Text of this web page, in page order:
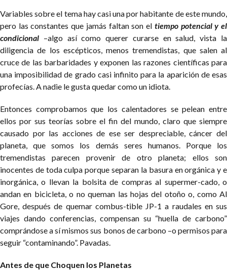
Variables sobre el tema hay casi una por habitante de este mundo,
pero las constantes que jamás faltan son el tiempo potencial y el
condicional –algo así como querer curarse en salud, vista la
diligencia de los escépticos, menos tremendistas, que salen al
cruce de las barbaridades y exponen las razones científicas para
una imposibilidad de grado casi infinito para la aparición de esas
profecías. A nadie le gusta quedar como un idiota.
Entonces comprobamos que los calentadores se pelean entre
ellos por sus teorías sobre el fin del mundo, claro que siempre
causado por las acciones de ese ser despreciable, cáncer del
planeta, que somos los demás seres humanos. Porque los
tremendistas parecen provenir de otro planeta; ellos son
inocentes de toda culpa porque separan la basura en orgánica y e
inorgánica, o llevan la bolsita de compras al supermer-cado, o
andan en bicicleta, o no queman las hojas del otoño o, como Al
Gore, después de quemar combus-tible JP-1 a raudales en sus
viajes dando conferencias, compensan su “huella de carbono”
comprándose a sí mismos sus bonos de carbono –o permisos para
seguir “contaminando”. Pavadas.
Antes de que Choquen los Planetas